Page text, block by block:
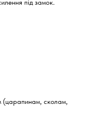
під замок.
(царапинам, сколам,